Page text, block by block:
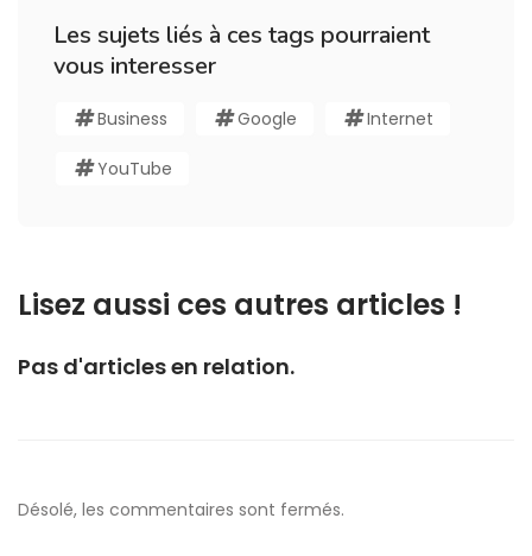
Les sujets liés à ces tags pourraient
vous interesser
Business Google Internet
YouTube
Lisez aussi ces autres articles !
Pas d'articles en relation.
Désolé, les commentaires sont fermés.